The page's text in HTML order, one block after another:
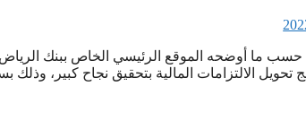
ما أوضحه الموقع الرئيسي الخاص ببنك الرياض
الالتزامات المالية بتحقيق نجاح كبير، وذلك